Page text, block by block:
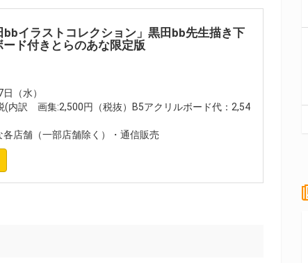
イラストコレクション」黒田bb先生描き下
ド付きとらのあな限定版
（水）
訳 画集:2,500円（税抜）B5アクリルボード代：2,54
舗（一部店舗除く）・通信販売